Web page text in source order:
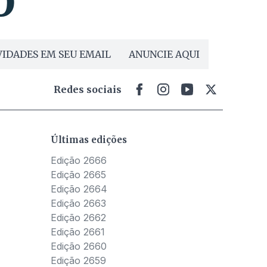
EM SEU EMAIL ANUNCIE AQUI
Redes sociais
Últimas edições
Edição 2666
Edição 2665
Edição 2664
Edição 2663
Edição 2662
Edição 2661
Edição 2660
Edição 2659